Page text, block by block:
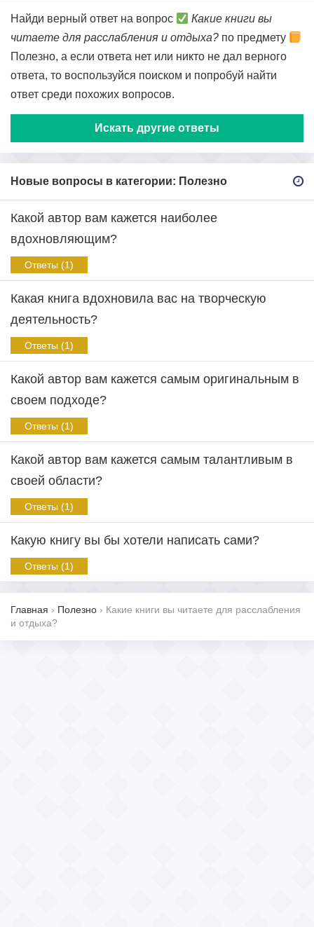
Найди верный ответ на вопрос
Какие книги вы
читаете для расслабления и отдыха? по предмету
Полезно, а если ответа нет или никто не дал верного
ответа, то воспользуйся поиском и попробуй найти
ответ среди похожих вопросов.
Искать другие ответы
Новые вопросы в категории: Полезно
Какой автор вам кажется наиболее
вдохновляющим?
Ответы (1)
Какая книга вдохновила вас на творческую
деятельность?
Ответы (1)
Какой автор вам кажется самым оригинальным в
своем подходе?
Ответы (1)
Какой автор вам кажется самым талантливым в
своей области?
Ответы (1)
Какую книгу вы бы хотели написать сами?
Ответы (1)
Главная › Полезно › Какие книги вы читаете для расслабления
и отдыха?